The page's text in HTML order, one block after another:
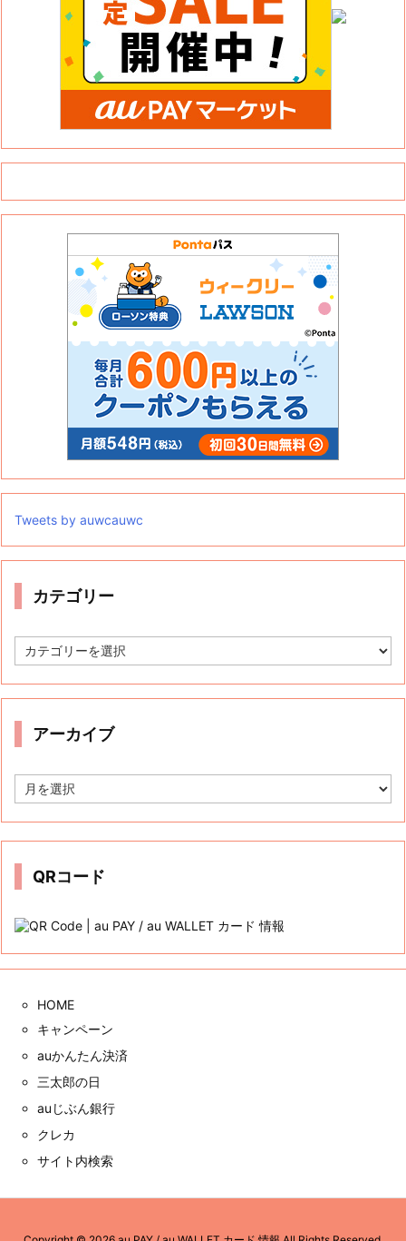
Tweets by auwcauwc
カテゴリー
テ
リ
アーカイブ
ー
QRコード
HOME
キャンペーン
auかんたん決済
三太郎の日
auじぶん銀行
クレカ
サイト内検索